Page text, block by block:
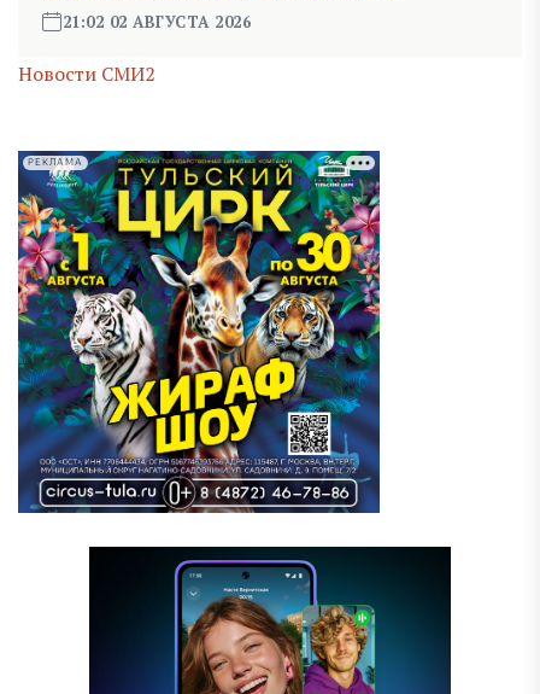
21:02 02 АВГУСТА 2026
Новости СМИ2
РЕКЛАМА